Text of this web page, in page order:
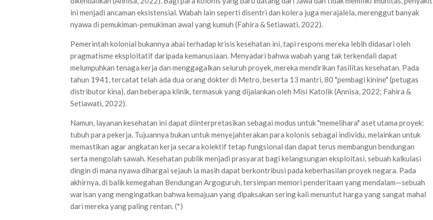
ini menjadi ancaman eksistensial. Wabah lain seperti disentri dan kolera juga merajalela, merenggut banyak
nyawa di pemukiman-pemukiman awal yang kumuh (Fahira & Setiawati, 2022).
Pemerintah kolonial bukannya abai terhadap krisis kesehatan ini, tapi respons mereka lebih didasari oleh
pragmatisme eksploitatif daripada kemanusiaan. Menyadari bahwa wabah yang tak terkendali dapat
melumpuhkan tenaga kerja dan menggagalkan seluruh proyek, mereka mendirikan fasilitas kesehatan. Pada
tahun 1941, tercatat telah ada dua orang dokter di Metro, beserta 13 mantri, 80 "pembagi kinine" (petugas
distributor kina), dan beberapa klinik, termasuk yang dijalankan oleh Misi Katolik (Annisa, 2022; Fahira &
Setiawati, 2022).
Namun, layanan kesehatan ini dapat diinterpretasikan sebagai modus untuk "memelihara" aset utama proyek:
tubuh para pekerja. Tujuannya bukan untuk menyejahterakan para kolonis sebagai individu, melainkan untuk
memastikan agar angkatan kerja secara kolektif tetap fungsional dan dapat terus membangun bendungan
serta mengolah sawah. Kesehatan publik menjadi prasyarat bagi kelangsungan eksploitasi, sebuah kalkulasi
dingin di mana nyawa dihargai sejauh ia masih dapat berkontribusi pada keberhasilan proyek negara. Pada
akhirnya, di balik kemegahan Bendungan Argoguruh, tersimpan memori penderitaan yang mendalam—sebuah
warisan yang mengingatkan bahwa kemajuan yang dipaksakan sering kali menuntut harga yang sangat mahal
dari mereka yang paling rentan. (*)